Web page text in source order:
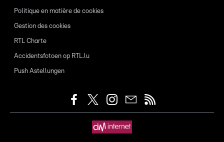
Politique en matière de cookies
Gestion des cookies
RTL Charte
Accidentsfotoen op RTL.lu
Push Astellungen